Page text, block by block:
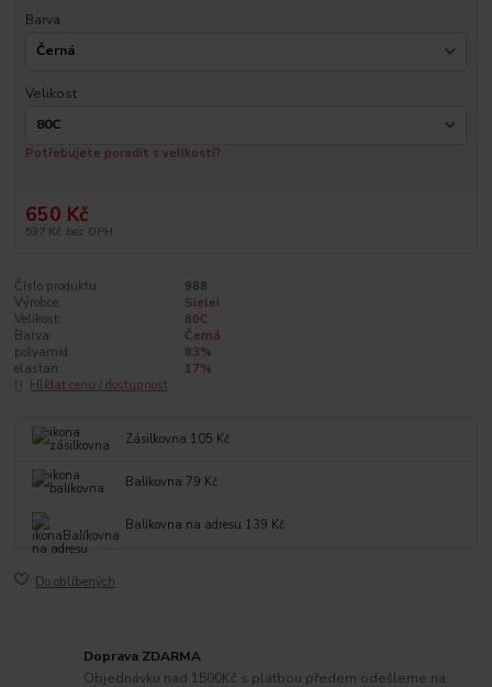
Barva
Velikost
Potřebujete poradit s velikostí?
650 Kč
537 Kč bez DPH
Číslo produktu:
988
Výrobce:
Sielei
Velikost:
80C
Barva:
Černá
polyamid:
83%
elastan:
17%
Hlídat cenu / dostupnost
Zásilkovna 105 Kč
Balíkovna 79 Kč
Balíkovna na adresu 139 Kč
Do oblíbených
Doprava ZDARMA
Objednávku nad 1500Kč s platbou předem odešleme na